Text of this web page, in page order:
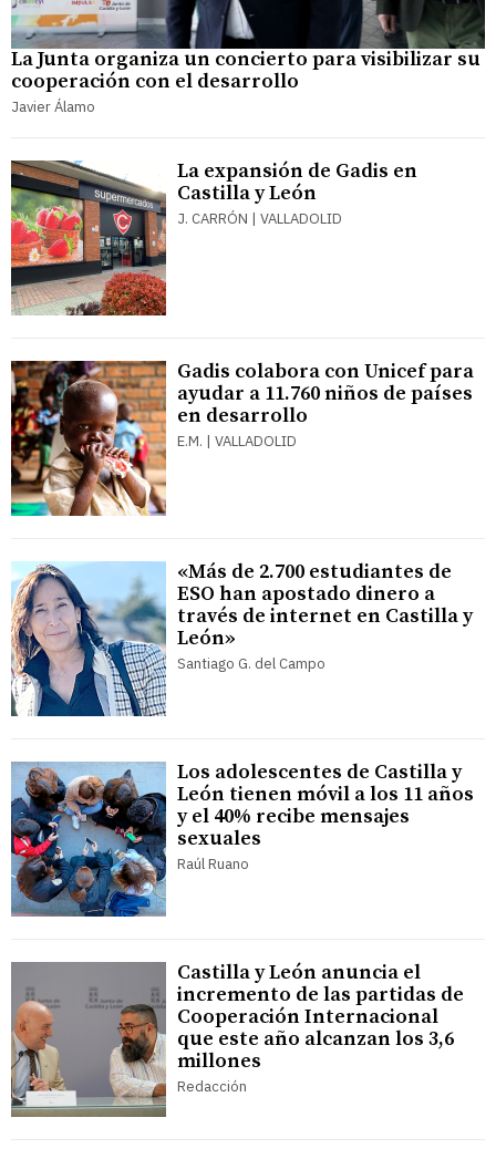
La Junta organiza un concierto para visibilizar su
cooperación con el desarrollo
Javier Álamo
La expansión de Gadis en
Castilla y León
J. CARRÓN | VALLADOLID
Gadis colabora con Unicef para
ayudar a 11.760 niños de países
en desarrollo
E.M. | VALLADOLID
«Más de 2.700 estudiantes de
ESO han apostado dinero a
través de internet en Castilla y
León»
Santiago G. del Campo
Los adolescentes de Castilla y
León tienen móvil a los 11 años
y el 40% recibe mensajes
sexuales
Raúl Ruano
Castilla y León anuncia el
incremento de las partidas de
Cooperación Internacional
que este año alcanzan los 3,6
millones
Redacción